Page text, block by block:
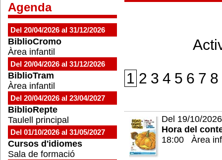
Agenda
Del 20/04/2026 al 31/12/2026
BiblioCromo
Àrea infantil
Del 20/04/2026 al 31/12/2026
BiblioTram
Àrea infantil
Del 20/04/2026 al 23/04/2027
BiblioRepte
Taulell principal
Del 01/10/2026 al 31/05/2027
Cursos d'idiomes
Sala de formació
1 2 3 4 5 6 7 8
Del 19/10/
Hora del
18:00 Àrea